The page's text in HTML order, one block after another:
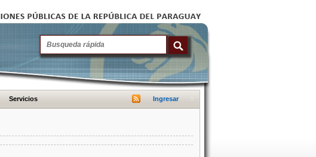
Servicios Ingresar